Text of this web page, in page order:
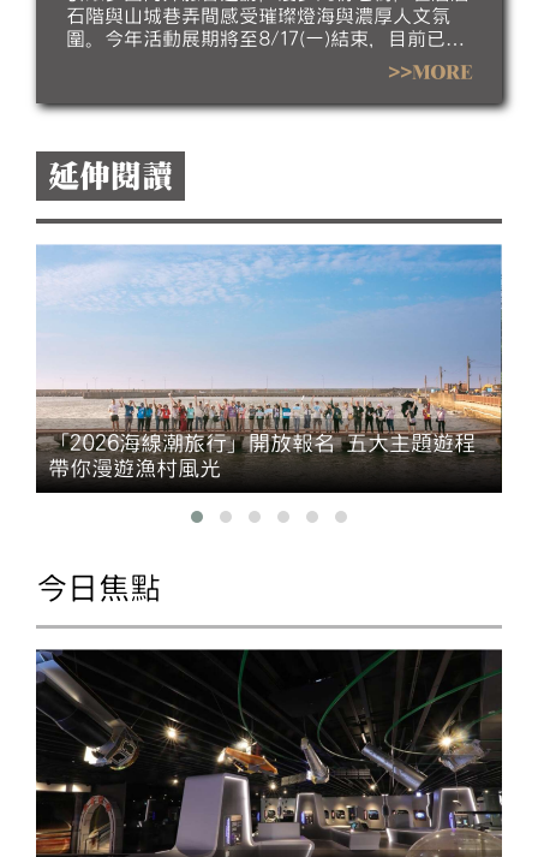
石階與山城巷弄間感受璀璨燈海與濃厚人文氛
圍。今年活動展期將至8/17(一)結束，目前已進
入倒數階段，誠摯邀請民眾把握暑假最後時光，
走訪九份欣賞夜間燈飾，感受山城夏夜的獨特魅
力。
>>MORE
延伸閱讀
「2026海線潮旅行」開放報名 五大主題遊程
帶你漫遊漁村風光
今日焦點